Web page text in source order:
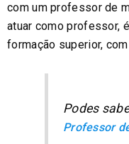
com um professor de
atuar como professor,
formação superior,
Podes
Professor